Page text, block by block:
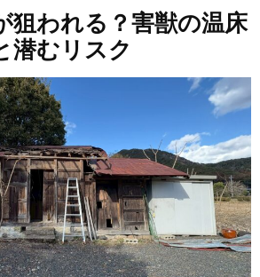
狙われる？害獣の温床
潜むリスク